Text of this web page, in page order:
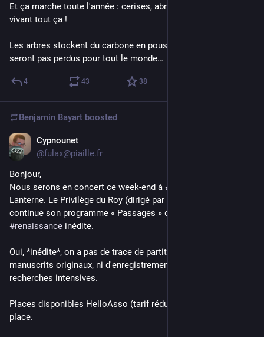
Et ça marche toute l'année : cerises, abricots, prunes… c'est
vivant tout ça !
Les arbres stockent du carbone en poussant, et les fruits ne
seront pas perdus pour tout le monde…
4 43 38
Benjamin Bayart boosted
Cypnounet
@fulax@piaille.fr
Bonjour,
Nous serons en concert ce week-end à #
Lanterne. Le Privilège du Roy (dirigé par
continue son programme « Passages » de
#renaissance inédite.
Oui, *inédite*, on a pas de trace de partitions autre que les
manuscrits originaux, ni d'enregistrements, malgré nos
recherches intensives.
Places disponibles HelloAsso (tarif réduit possible) ou sur
place.